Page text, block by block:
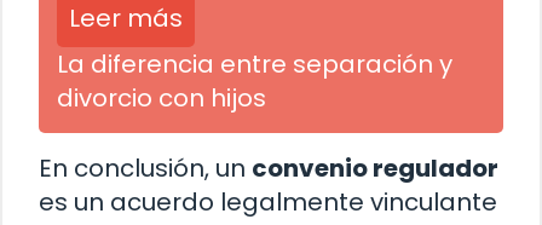
Leer más
La diferencia entre separación y
divorcio con hijos
En conclusión, un convenio regulador
es un acuerdo legalmente vinculante